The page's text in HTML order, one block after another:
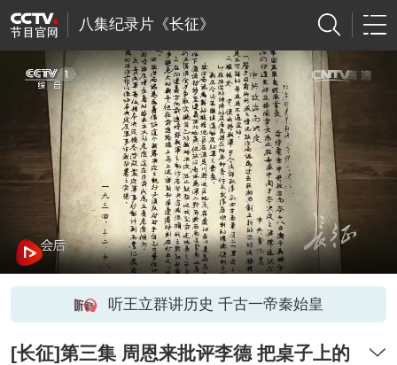
八集纪录片《长征》
听王立群讲历史 千古一帝秦始皇
[长征]第三集 周恩来批评李德 把桌子上的